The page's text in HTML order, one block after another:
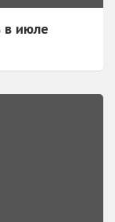
в июле